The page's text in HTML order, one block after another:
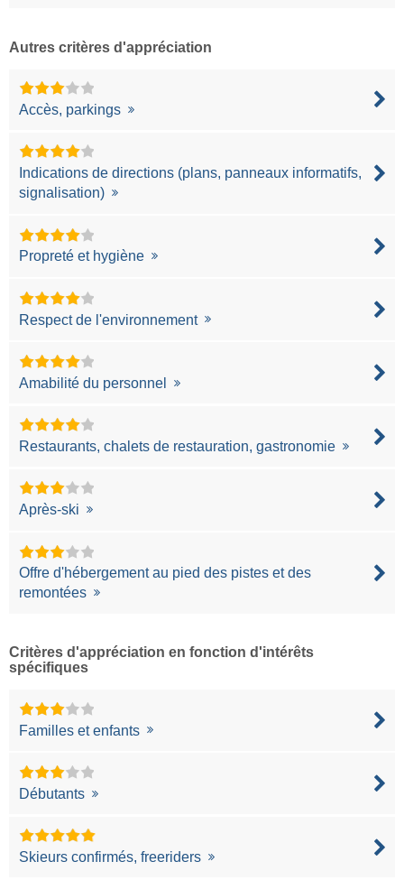
Autres critères d'appréciation
Accès, parkings
Indications de directions (plans, panneaux informatifs,
signalisation)
Propreté et hygiène
Respect de l'environnement
Amabilité du personnel
Restaurants, chalets de restauration, gastronomie
Après-ski
Offre d'hébergement au pied des pistes et des
remontées
Critères d'appréciation en fonction d'intérêts
spécifiques
Familles et enfants
Débutants
Skieurs confirmés, freeriders